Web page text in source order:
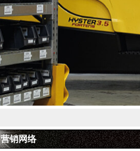
营销网络